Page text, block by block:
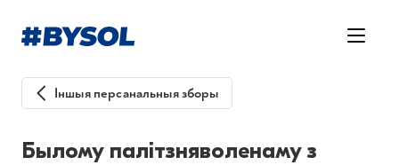
Іншыя персанальныя зборы
Былому палітзняволенаму з